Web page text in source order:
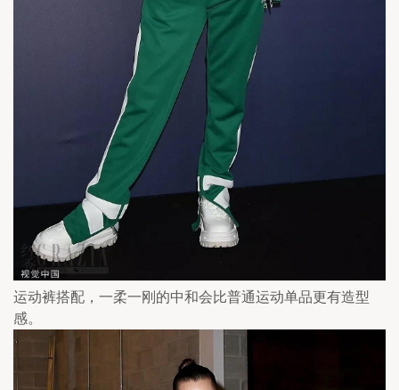
运动裤搭配，一柔一刚的中和会比普通运动单品更有造型
感。